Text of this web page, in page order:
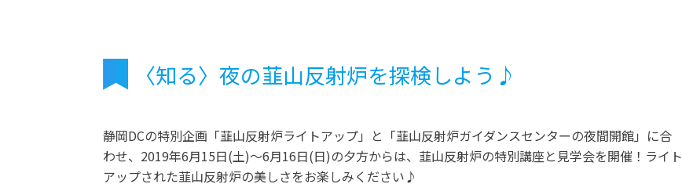
〈知る〉夜の韮山反射炉を探検しよう♪
静岡DCの特別企画「韮山反射炉ライトアップ」と「韮山反射炉ガイダンスセンターの夜間開館」に合
わせ、2019年6月15日(土)〜6月16日(日)の夕方からは、韮山反射炉の特別講座と見学会を開催！ライト
アップされた韮山反射炉の美しさをお楽しみください♪